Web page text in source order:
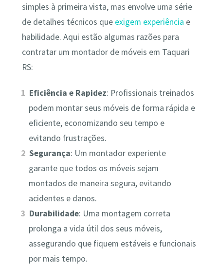
simples à primeira vista, mas envolve uma série
de detalhes técnicos que exigem experiência e
habilidade. Aqui estão algumas razões para
contratar um montador de móveis em Taquari
RS:
Eficiência e Rapidez: Profissionais treinados
podem montar seus móveis de forma rápida e
eficiente, economizando seu tempo e
evitando frustrações.
Segurança: Um montador experiente
garante que todos os móveis sejam
montados de maneira segura, evitando
acidentes e danos.
Durabilidade: Uma montagem correta
prolonga a vida útil dos seus móveis,
assegurando que fiquem estáveis e funcionais
por mais tempo.